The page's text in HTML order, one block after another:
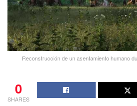
Reconstrucción de un asentamiento humano
0
SHARES